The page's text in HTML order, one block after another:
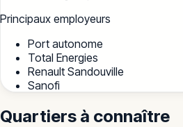
Principaux employeurs
Port autonome
Total Energies
Renault Sandouville
Sanofi
Quartiers à connaître